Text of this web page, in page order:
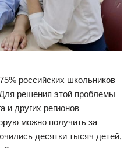
российских школьников
решения этой проблемы
и других регионов
можно получить за
десятки тысяч детей,